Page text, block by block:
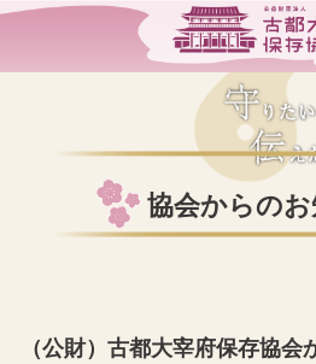
協会からの
（公財）古都大宰府保存協